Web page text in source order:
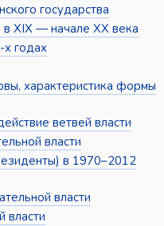
государства
XIX — начале XX века
годах
характеристика формы
ветвей власти
власти
в 1970–2012
власти
власти